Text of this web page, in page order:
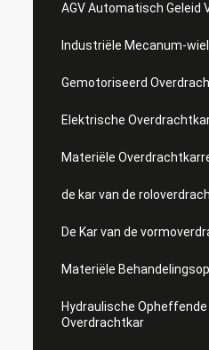
AGV Automatisch Geleid
Industriële Mecanum-
Gemotoriseerd
Elektrische
Materiële
de kar van de
De Kar van de
Materiële
Hydraulische Opheffende
Overdrachtkar